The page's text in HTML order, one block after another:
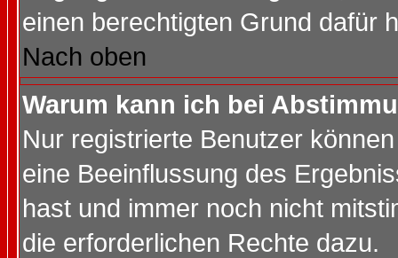
einen berechtigten Grund dafür
Nach oben
Warum kann ich bei
Nur registrierte Benutzer
eine Beeinflussung des
hast und immer noch nicht
die erforderlichen Rechte dazu.